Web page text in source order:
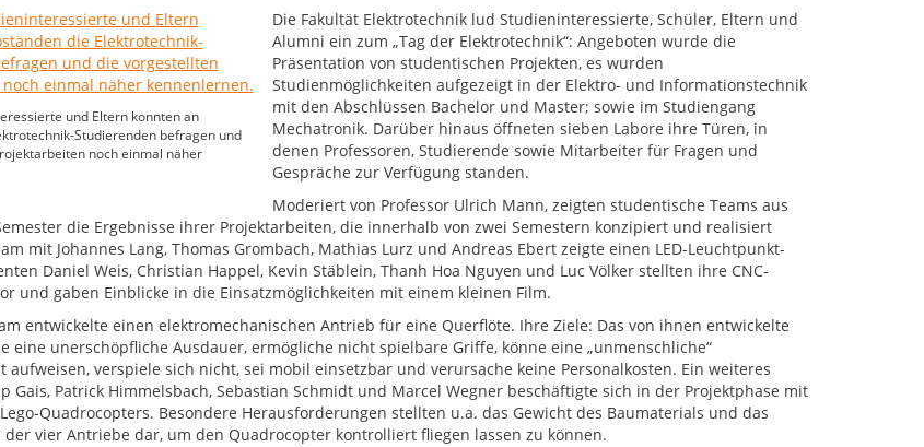
und Eltern konnten an
Studierenden befragen und
noch einmal näher
Die Fakultät Elektrotechnik lud Studieninteressierte, Schüler, Eltern und
Alumni ein zum „Tag der Elektrotechnik“: Angeboten wurde die
Präsentation von studentischen Projekten, es wurden
Studienmöglichkeiten aufgezeigt in der Elektro- und Informationstechnik
mit den Abschlüssen Bachelor und Master; sowie im Studiengang
Mechatronik. Darüber hinaus öffneten sieben Labore ihre Türen, in
denen Professoren, Studierende sowie Mitarbeiter für Fragen und
Gespräche zur Verfügung standen.
Moderiert von Professor Ulrich Mann, zeigten studentische Teams aus
die Ergebnisse ihrer Projektarbeiten, die innerhalb von zwei Semestern konzipiert und realisiert
mit Johannes Lang, Thomas Grombach, Mathias Lurz und Andreas Ebert zeigte einen LED-Leuchtpunkt-
Daniel Weis, Christian Happel, Kevin Stäblein, Thanh Hoa Nguyen und Luc Völker stellten ihre CNC-
und gaben Einblicke in die Einsatzmöglichkeiten mit einem kleinen Film.
entwickelte einen elektromechanischen Antrieb für eine Querflöte. Ihre Ziele: Das von ihnen entwickelte
eine unerschöpfliche Ausdauer, ermögliche nicht spielbare Griffe, könne eine „unmenschliche“
aufweisen, verspiele sich nicht, sei mobil einsetzbar und verursache keine Personalkosten. Ein weiteres
Gais, Patrick Himmelsbach, Sebastian Schmidt und Marcel Wegner beschäftigte sich in der Projektphase mit
Quadrocopters. Besondere Herausforderungen stellten u.a. das Gewicht des Baumaterials und das
der vier Antriebe dar, um den Quadrocopter kontrolliert fliegen lassen zu können.